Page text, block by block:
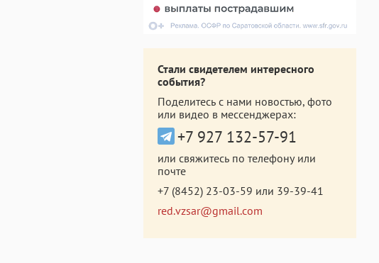
Стали свидетелем интересного
события?
Поделитесь с нами новостью, фото
или видео в мессенджерах:
+7 927 132-57-91
или свяжитесь по телефону или
почте
+7 (8452) 23-03-59 или 39-39-41
red.vzsar@gmail.com